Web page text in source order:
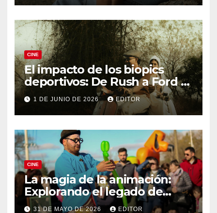
CINE
El impacto de los biopics
deportivos: De Rush a Ford v
Ferrari
1 DE JUNIO DE 2026 EDITOR
CINE
La magia de la animación:
Explorando el legado de
DreamWorks
31 DE MAYO DE 2026 EDITOR